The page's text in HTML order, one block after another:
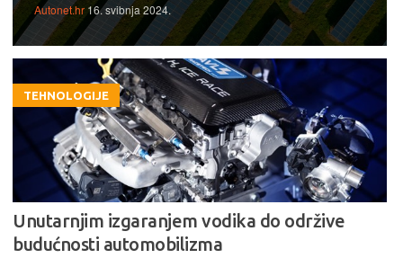
Autonet.hr 16. svibnja 2024.
TEHNOLOGIJE
Unutarnjim izgaranjem vodika do održive
budućnosti automobilizma